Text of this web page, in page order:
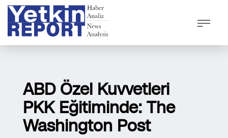
ABD Özel Kuvvetleri
PKK Eğitiminde: The
Washington Post